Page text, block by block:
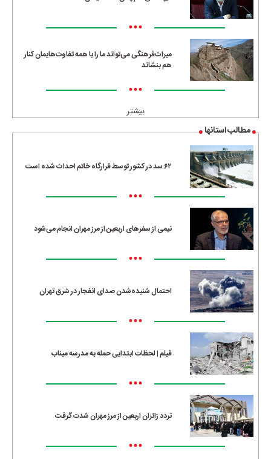
•••
میراث‌فرهنگی می‌تواند ما را با همه تفاوت‌هایمان کنار
هم بنشاند
•••
بیشتر
مطالب استانها
۶۲ سد در کشور توسط قرارگاه خاتم احداث شده است
•••
نیمی از سفرهای اربعین از مرز مهران انجام می‌شود
•••
احتمال شنیده‌شدن صدای انفجار در شرق تهران
•••
فیلم | لحظات ابتدایی حمله به مدرسه میناب
•••
تردد زائران اربعین از مرز مهران شدت گرفت
•••